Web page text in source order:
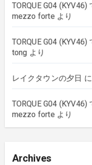
TORQUE G04
mezzo forteより
TORQUE G04
tong より
レイクタウンの夕日
TORQUE G04
mezzo forteより
Archives